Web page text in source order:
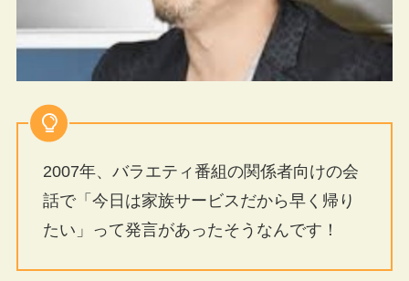
2007年、バラエティ番組の関係者向けの会
話で「今日は家族サービスだから早く帰り
たい」って発言があったそうなんです！